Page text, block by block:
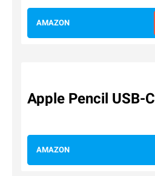
AMAZON
Apple Pencil USB-C
AMAZON